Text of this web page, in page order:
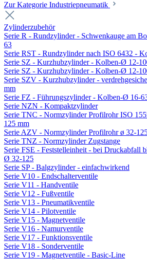
Zur Kategorie Industriepneumatik
Zylinderzubehör
Serie R - Rundzylinder - Schwenkauge am
63
Serie RST - Rundzylinder nach ISO 6432 -
Serie SZ - Kurzhubzylinder - Kolben-Ø 12-
Serie SZ - Kurzhubzylinder - Kolben-Ø 12-
Serie SZV - Kurzhubzylinder -
mm
Serie FZ - Führungszylinder - Kolben-Ø 16-
Serie NZN - Kompaktzylinder
Serie TNC - Normzylinder Profilrohr ISO
125 mm
Serie AZV - Normzylinder Profilrohr ø 32-
Serie TNZ - Normzylinder Zugstange
Serie FSE - Feststelleinheit - bei Druckabfall
Ø 32-125
Serie SP - Balgzylinder - einfachwirkend
Serie V10 - Endschalterventile
Serie V11 - Handventile
Serie V12 - Fußventile
Serie V13 - Pneumatikventile
Serie V14 - Pilotventile
Serie V15 - Magnetventile
Serie V16 - Namurventile
Serie V17 - Funktionsventile
Serie V18 - Sonderventile
Serie V19 - Magnetventile - Basic-Line